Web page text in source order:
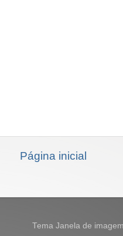
Página inicial
Tema Janela de